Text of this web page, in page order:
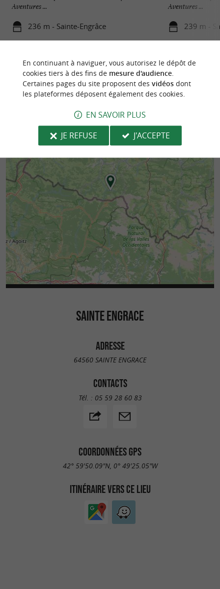
Aventures ...
236 m - Sainte-Engrâce
Aventures ...
239 m -
SAINTE ENGRACE
ADRESSE
64560 SAINTE ENGRACE
CONTACTS
Tél. : 05 59 28 60 83
COORDONNÉES GPS
42° 59'50.09"N, 0° 49'25.05"W
ITINÉRAIRE VERS CE LIEU
En continuant à naviguer, vous autorisez le dépôt de
cookies tiers à des fins de mesure d'audience.
Certaines pages du site proposent des vidéosdont
les plateformes déposent également des cookies.
EN SAVOIR PLUS
JE REFUSE
J'ACCEPTE